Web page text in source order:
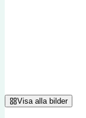
Visa alla bilder